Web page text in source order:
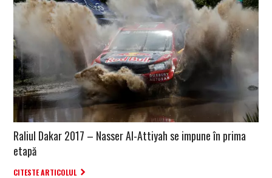
Raliul Dakar 2017 – Nasser Al-Attiyah se impune în prima
etapă
CITESTE ARTICOLUL